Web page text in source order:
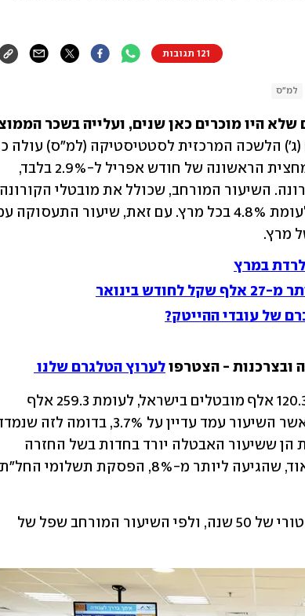
121 תגובות
למ"ס
במרץ
בינואר
ובצרכנות - הצטרפו לערוץ הטלגרם שלנו